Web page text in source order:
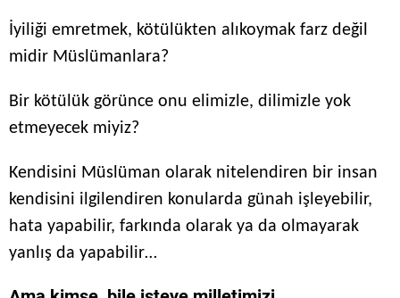
İyiliği emretmek, kötülükten alıkoymak farz değil
midir Müslümanlara?
Bir kötülük görünce onu elimizle, dilimizle yok
etmeyecek miyiz?
Kendisini Müslüman olarak nitelendiren bir insan
kendisini ilgilendiren konularda günah işleyebilir,
hata yapabilir, farkında olarak ya da olmayarak
yanlış da yapabilir…